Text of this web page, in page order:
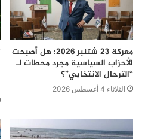
معركة 23 شتنبر 2026: هل أصبحت
الأحزاب السياسية مجرد محطات لـ
“الترحال الانتخابي”؟
الثلاثاء 4 أغسطس 2026